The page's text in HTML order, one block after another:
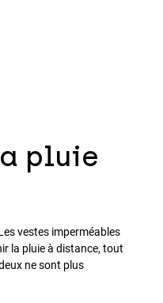
pluie
vestes imperméables
la pluie à distance, tout
ne sont plus